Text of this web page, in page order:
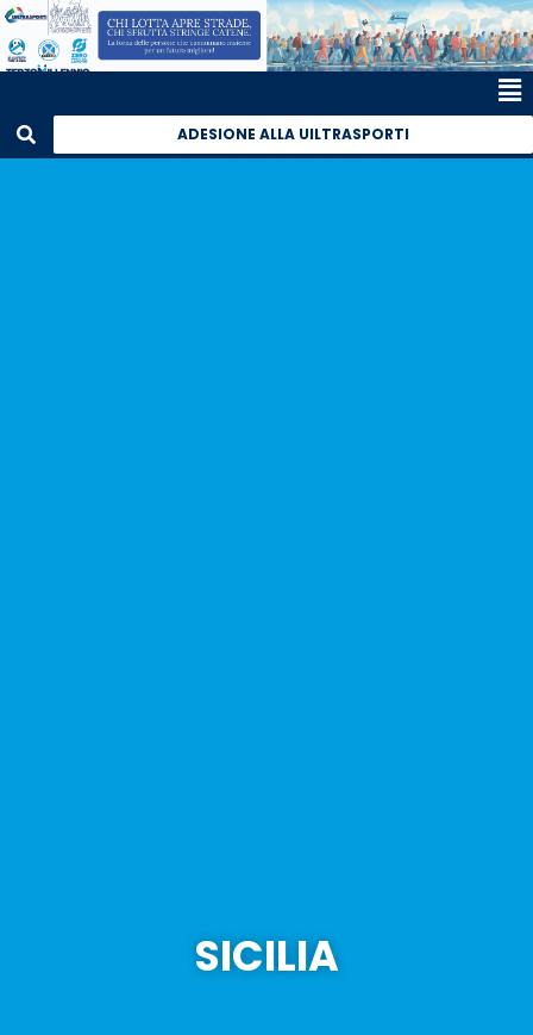
ADESIONE ALLA UILTRASPORTI
SICILIA